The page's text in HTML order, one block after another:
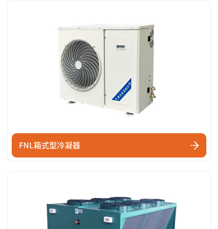
FNL箱式型冷凝器